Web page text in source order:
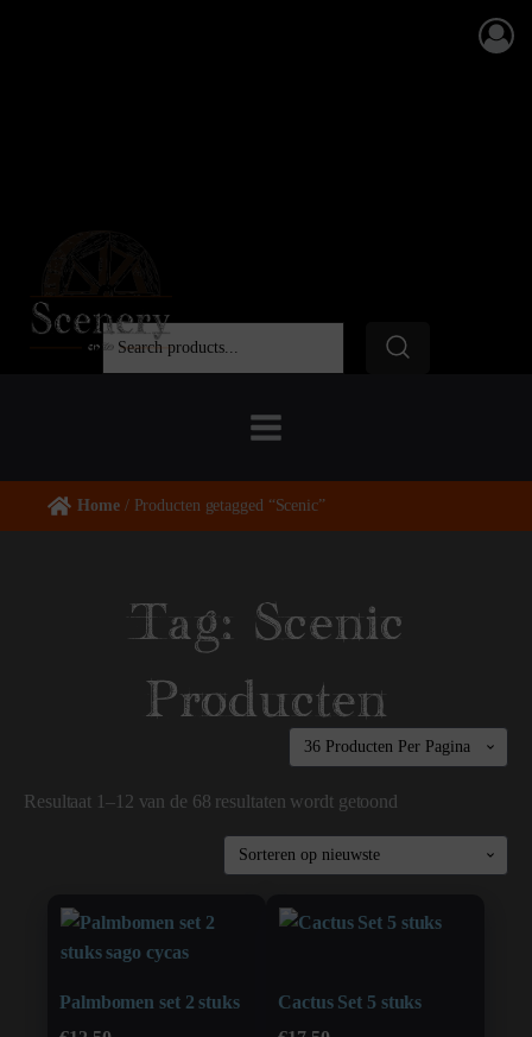
Home/ Producten getagged “Scenic”
Tag: Scenic
Producten
Resultaat 1–12 van de 68 resultaten wordt getoond
Palmbomen set 2 stuks
Cactus Set 5 stuks